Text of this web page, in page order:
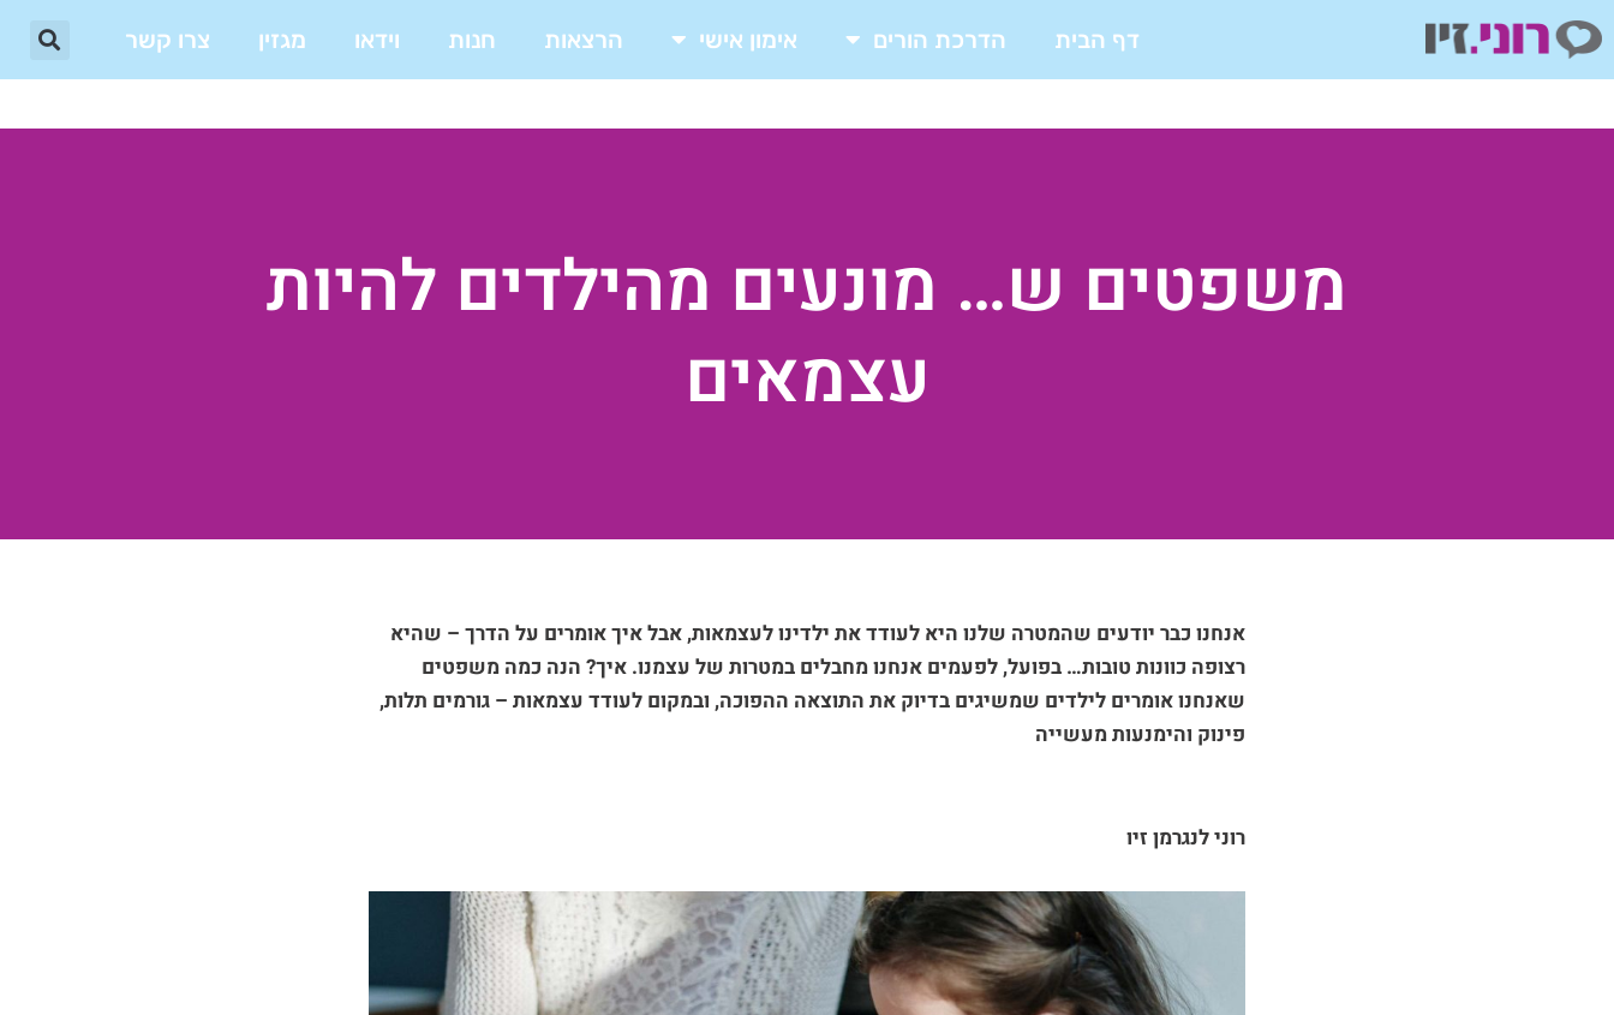
דילוג
לתוכן
דף הבית הדרכת הורים אימון אישי הרצאות חנות וידאו מגזין צרו קשר
משפטים ש… מונעים מהילדים להיות
עצמאים
אנחנו כבר יודעים שהמטרה שלנו היא לעודד את ילדינו לעצמאות, אבל איך אומרים על הדרך – שהיא
רצופה כוונות טובות… בפועל, לפעמים אנחנו מחבלים במטרות של עצמנו. איך? הנה כמה משפטים
שאנחנו אומרים לילדים שמשיגים בדיוק את התוצאה ההפוכה, ובמקום לעודד עצמאות – גורמים תלות,
פינוק והימנעות מעשייה
רוני לנגרמן זיו